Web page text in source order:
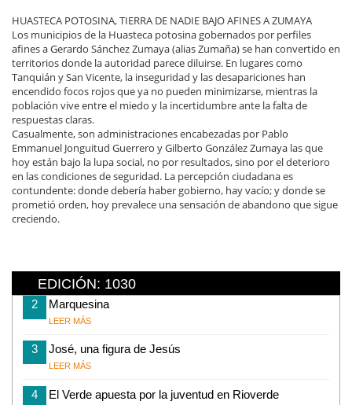
HUASTECA POTOSINA, TIERRA DE NADIE BAJO AFINES A ZUMAYA
Los municipios de la Huasteca potosina gobernados por perfiles
afines a Gerardo Sánchez Zumaya (alias Zumaña) se han convertido en
territorios donde la autoridad parece diluirse. En lugares como
Tanquián y San Vicente, la inseguridad y las desapariciones han
encendido focos rojos que ya no pueden minimizarse, mientras la
población vive entre el miedo y la incertidumbre ante la falta de
respuestas claras.
Casualmente, son administraciones encabezadas por Pablo
Emmanuel Jonguitud Guerrero y Gilberto González Zumaya las que
hoy están bajo la lupa social, no por resultados, sino por el deterioro
en las condiciones de seguridad. La percepción ciudadana es
contundente: donde debería haber gobierno, hay vacío; y donde se
prometió orden, hoy prevalece una sensación de abandono que sigue
creciendo.
EDICIÓN: 1030
2 Marquesina
LEER MÁS
3 José, una figura de Jesús
LEER MÁS
4 El Verde apuesta por la juventud en Rioverde